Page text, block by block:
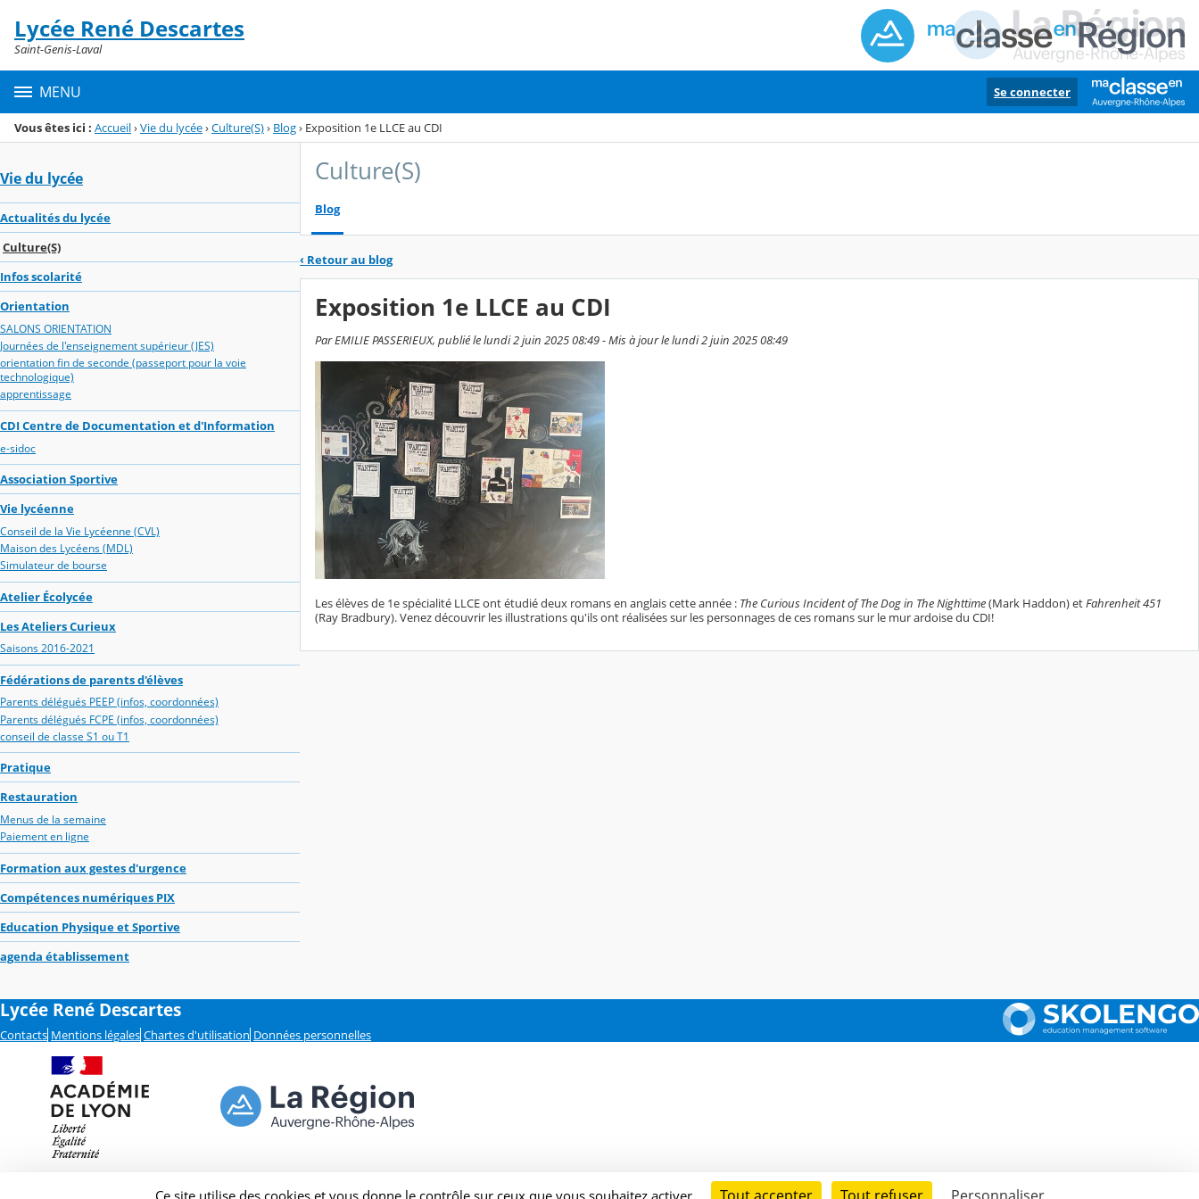
Menu de la rubrique
Contenu
Lycée René Descartes
Saint-Genis-Laval
MENU Se connecter
Vous êtes ici : Accueil›Vie du lycée›Culture(S)› Blog› Exposition 1e LLCE au CDI
Vie du lycée
Actualités du lycée
Culture(S)
Infos scolarité
Orientation
SALONS ORIENTATION
Journées de l'enseignement supérieur (JES)
orientation fin de seconde (passeport pour la voie
technologique)
apprentissage
CDI Centre de Documentation et d'Information
e-sidoc
Association Sportive
Vie lycéenne
Conseil de la Vie Lycéenne (CVL)
Maison des Lycéens (MDL)
Simulateur de bourse
Atelier Écolycée
Les Ateliers Curieux
Saisons 2016-2021
Fédérations de parents d'élèves
Parents délégués PEEP (infos, coordonnées)
Parents délégués FCPE (infos, coordonnées)
conseil de classe S1 ou T1
Pratique
Restauration
Menus de la semaine
Paiement en ligne
Formation aux gestes d'urgence
Compétences numériques PIX
Education Physique et Sportive
agenda établissement
Culture(S)
Blog
‹ Retour au blog
Exposition 1e LLCE au CDI
Par EMILIE PASSERIEUX, publié le lundi 2 juin 2025 08:49 - Mis à jour le lundi 2 juin 2025 08:49
Les élèves de 1e spécialité LLCE ont étudié deux romans en anglais cette année : The Curious Incident of The Dog in The Nighttime(Mark Haddon) etFahrenheit 451
(Ray Bradbury). Venez découvrir les illustrations qu'ils ont réalisées sur les personnages de ces romans sur le mur ardoise du CDI!
Lycée René Descartes
Contacts Mentions légales Chartes d'utilisation Données personnelles
Ce site utilise des cookies et vous donne le contrôle sur ceux que vous souhaitez activer